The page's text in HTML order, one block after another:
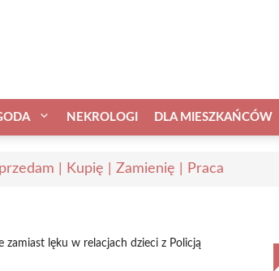
NEKROLOGI DLA MIESZKAŃCÓW
| Kupię | Zamienię | Praca
zamiast lęku w relacjach dzieci z Policją